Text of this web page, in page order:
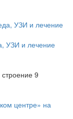
УЗИ и лечение
9